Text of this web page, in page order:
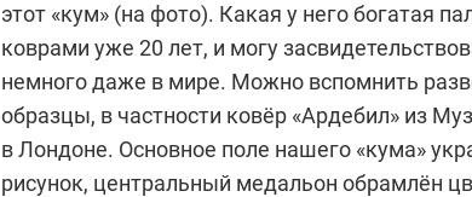
этот «кум» (на фото). Какая у него богатая
коврами уже 20 лет, и могу
немного даже в мире. Можно вспомнить
образцы, в частности ковёр «Ардебил» из
в Лондоне. Основное поле нашего «кума»
рисунок, центральный медальон обрамлён